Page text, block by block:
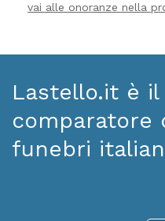
vai alle onoranze nella
Lastello.it è
comparatore
funebri